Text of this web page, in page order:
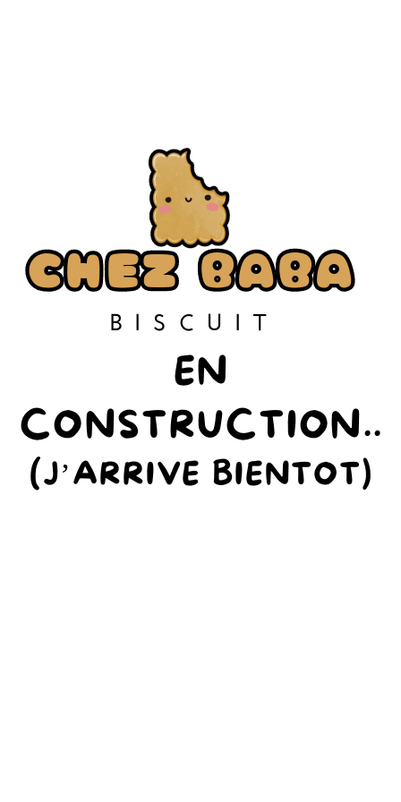
CHEZ BABA
CHEZ BABA
BISCUIT
EN
CONSTRUCTION..
(J’ARRIVE BIENTOT)